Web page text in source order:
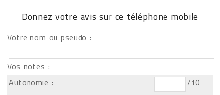
Donnez votre avis sur ce téléphone mobile
Votre nom ou pseudo :
Vos notes :
Autonomie :
/10